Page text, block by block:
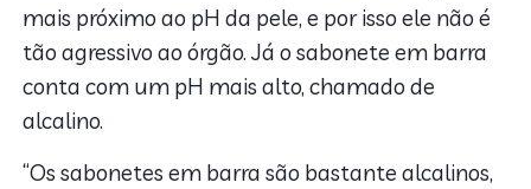
mais próximo ao pH da pele, e por isso ele não é
tão agressivo ao órgão. Já o sabonete em barra
conta com um pH mais alto, chamado de
alcalino.
“Os sabonetes em barra são bastante alcalinos,